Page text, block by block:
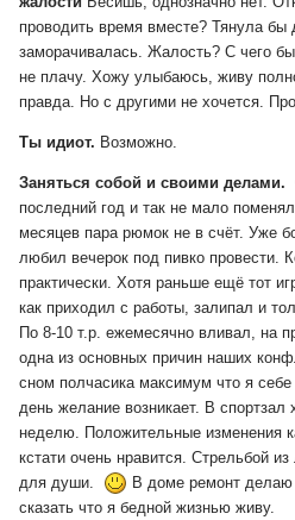
проводить время вместе? Тянула бы
заморачивалась. Жалость? С чего
не плачу. Хожу улыбаюсь, живу
правда. Но с другими не хочется.
Ты идиот. Возможно.
Заняться собой и своими делами.
последний год и так не мало
месяцев пара рюмок не в счёт. Уже
любил вечерок под пивко провести.
практически. Хотя раньше ещё тот
как приходил с работы, залипал и
По 8-10 т.р. ежемесячно вливал, на
одна из основных причин наших
сном полчасика максимум что я
день желание возникает. В спортзал
неделю. Положительные изменения
кстати очень нравится. Стрельбой
для души.
В доме ремонт
сказать что я бедной жизнью живу.